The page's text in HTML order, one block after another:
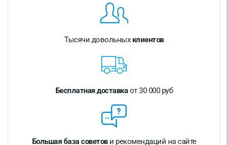
Тысячи довольных клиентов
Бесплатная доставкаот 30 000 руб
Большая база советови рекомендаций на сайте